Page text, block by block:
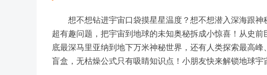
想不想钻进宇宙口袋摸星星温度？想不想潜入深海跟
超有趣问题，把宇宙到地球的未知奥秘拆成小惊喜！从史
底最深马里亚纳到地下万米神秘世界，还有人类探索最高
盲盒，无枯燥公式只有吸睛知识点！小朋友快来解锁地球